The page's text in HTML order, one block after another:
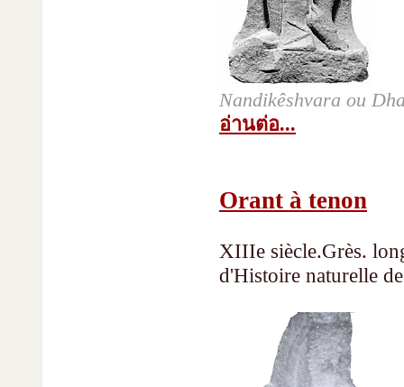
Nandikêshvara ou
อ่านต่อ...
Orant à tenon
XIIIe siècle.Grès.
d'Histoire naturelle